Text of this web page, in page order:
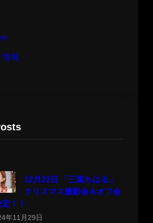
情報
12月22日 「三葉ちはる」
クリスマス撮影会＆オフ会
！！
年11月29日